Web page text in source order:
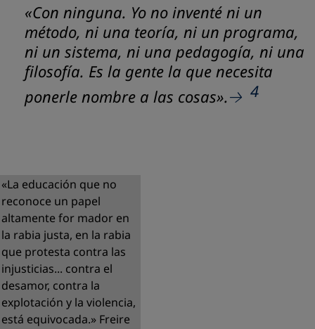
«Con ninguna. Yo no inventé ni un
método, ni una teoría, ni un programa,
ni un sistema, ni una pedagogía, ni una
filosofía. Es la gente la que necesita
ponerle nombre a las cosas». 4
«La educación que no
reconoce un papel
altamente for mador en
la rabia justa, en la rabia
que protesta contra las
injusticias... contra el
desamor, contra la
explotación y la violencia,
está equivocada.» Freire